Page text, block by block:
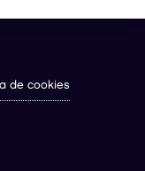
de cookies